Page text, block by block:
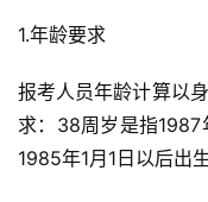
1.年龄要求
报考人员年龄计算以
求：38周岁是指1987
1985年1月1日以后出